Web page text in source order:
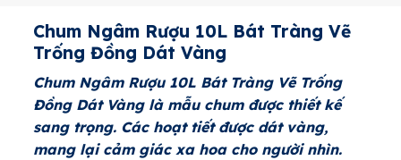
Chum Ngâm Rượu 10L Bát Tràng Vẽ
Trống Đồng Dát Vàng
Chum Ngâm Rượu 10L Bát Tràng Vẽ Trống
Đồng Dát Vàng là mẫu chum được thiết kế
sang trọng. Các hoạt tiết được dát vàng,
mang lại cảm giác xa hoa cho người nhìn.